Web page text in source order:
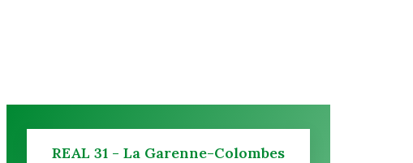
REAL 31 - La Garenne-Colombes